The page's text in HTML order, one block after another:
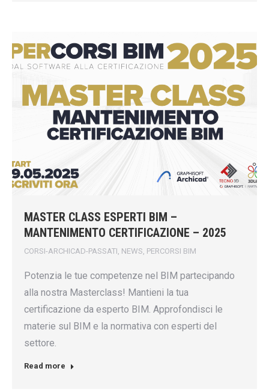
MASTER CLASS ESPERTI BIM –
MANTENIMENTO CERTIFICAZIONE – 2025
CORSI-ARCHICAD-PASSATI NEWS PERCORSI BIM
Potenzia le tue competenze nel BIM partecipando
alla nostra Masterclass! Mantieni la tua
certificazione da esperto BIM. Approfondisci le
materie sul BIM e la normativa con esperti del
settore.
Read more